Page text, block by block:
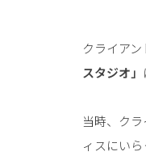
クライア
スタジオ」
当時、ク
ィスにい